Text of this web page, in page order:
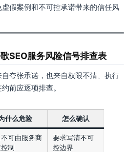
假案例和不可控承诺带来的信任风
SEO服务风险信号排查表
夸张承诺，也来自权限不清、执行
前应逐项排查。
什么危险 怎么确认
可由服务商
制
要求写清不可
控边界